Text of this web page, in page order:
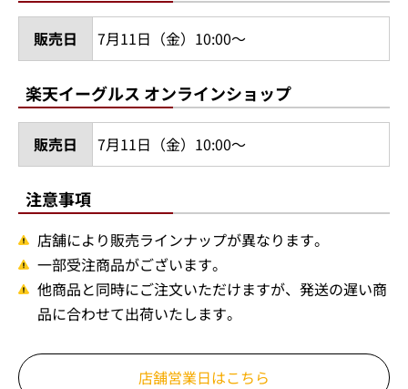
販売日 7月11日（金）10:00～
楽天イーグルス オンラインショップ
販売日 7月11日（金）10:00～
注意事項
店舗により販売ラインナップが異なります。
一部受注商品がございます。
他商品と同時にご注文いただけますが、発送の遅い商
品に合わせて出荷いたします。
店舗営業日はこちら